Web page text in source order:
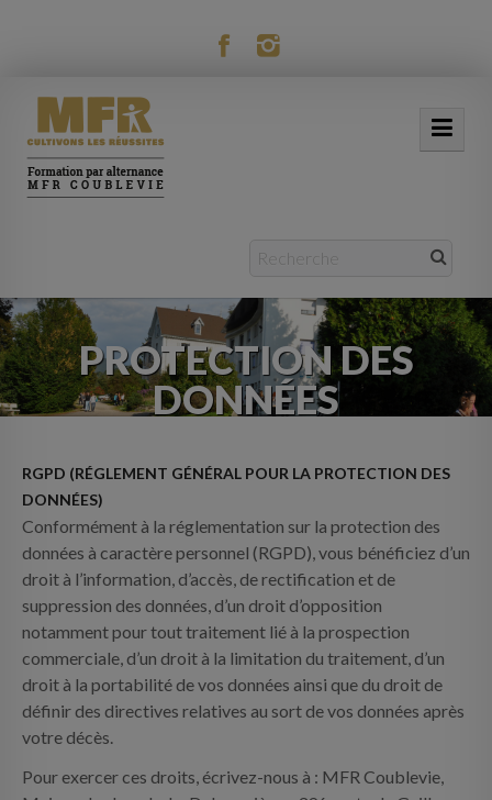
FORMATIONS
ACTUALITÉS
VIE RÉSIDENTIELLE
MOBILITÉ
INFOS PRATIQUES
CONTACT
PROTECTION DES
DONNÉES
RGPD (RÉGLEMENT GÉNÉRAL POUR LA PROTECTION DES
DONNÉES)
Conformément à la réglementation sur la protection des
données à caractère personnel (RGPD), vous bénéficiez d’un
droit à l’information, d’accès, de rectification et de
suppression des données, d’un droit d’opposition
notamment pour tout traitement lié à la prospection
commerciale, d’un droit à la limitation du traitement, d’un
droit à la portabilité de vos données ainsi que du droit de
définir des directives relatives au sort de vos données après
votre décès.
Pour exercer ces droits, écrivez-nous à : MFR Coublevie,